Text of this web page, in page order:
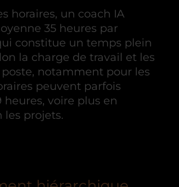
horaires, un coach IA
35 heures par
constitue un temps plein
la charge de travail et les
notamment pour les
peuvent parfois
heures, voire plus en
les projets.